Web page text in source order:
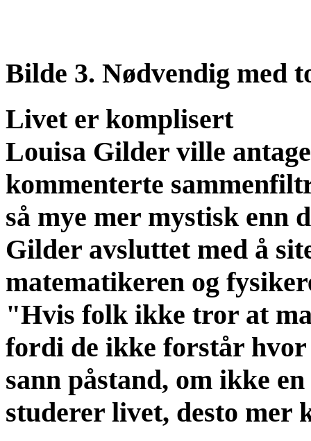
Bilde 3. Nødvendig med
Livet er komplisert
Louisa Gilder ville
kommenterte
så mye mer mystisk enn
Gilder avsluttet med å
matematikeren og
"Hvis folk ikke tror at
fordi de ikke forstår
sann påstand, om ikke
studerer livet, desto mer